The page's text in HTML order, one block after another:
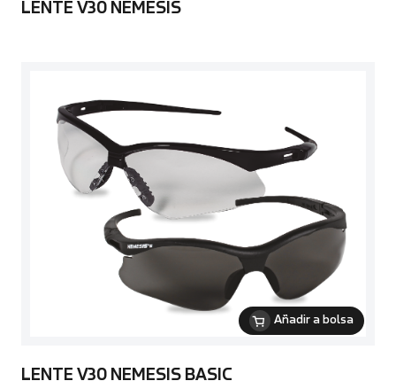
LENTE V30 NEMESIS
Añadir a bolsa
LENTE V30 NEMESIS BASIC